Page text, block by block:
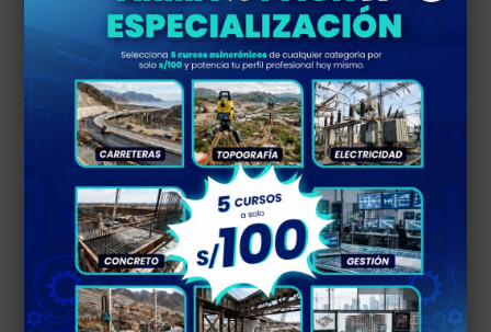
Configuración inicial del proyecto
Ajuste de unidades, niveles y rejillas.
Importación de referencias (archivos DWG o PDFs
de planta arquitectónica).
Diseño del modelo arquitectónico
Creación de muros, puertas y ventanas.
Diseño de pisos y techos.
Detalles como molduras y acabados.
Escaleras y barandillas